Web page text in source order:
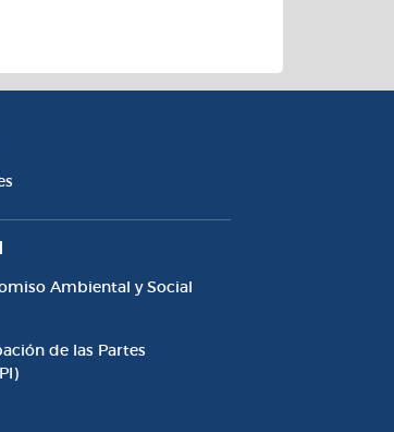
y Transparencia
Ambiental y Social
de las Partes